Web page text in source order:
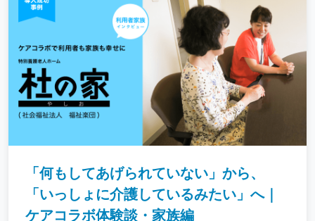
「何もしてあげられていない」から、
「いっしょに介護しているみたい」へ｜
ケアコラボ体験談・家族編